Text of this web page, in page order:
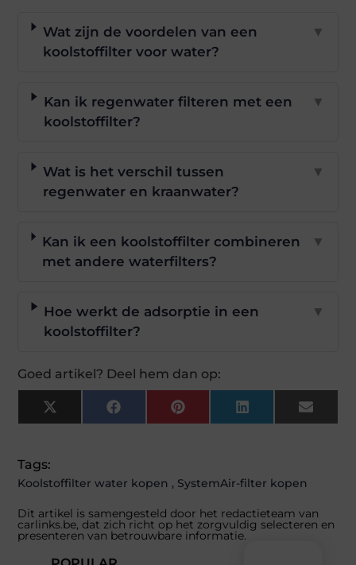
Wat zijn de voordelen van een
koolstoffilter voor water?
▼
Kan ik regenwater filteren met een
koolstoffilter?
▼
Wat is het verschil tussen
regenwater en kraanwater?
▼
Kan ik een koolstoffilter combineren
met andere waterfilters?
▼
Hoe werkt de adsorptie in een
koolstoffilter?
▼
Goed artikel? Deel hem dan op:
X
(Twitter)
FacebookPinterestLinkedInEmail
Tags:
Koolstoffilter water kopen , SystemAir-filter kopen
Dit artikel is samengesteld door het redactieteam van
carlinks.be, dat zich richt op het zorgvuldig selecteren en
presenteren van betrouwbare informatie.